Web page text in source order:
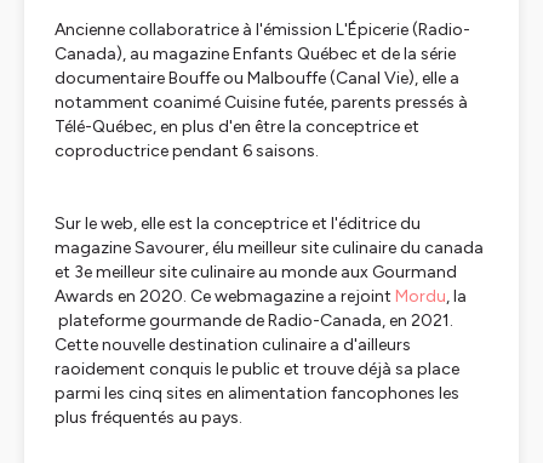
Ancienne collaboratrice à l'émission L'Épicerie(Radio-
Canada), au magazineEnfants Québecet de la série
documentaireBouffe ou Malbouffe(Canal Vie), elle a
notamment coanimé Cuisine futée, parents pressés à
Télé-Québec, en plus d'en être la conceptrice et
coproductrice pendant 6 saisons.
Sur le web, elle est la conceptrice et l'éditrice du
magazine Savourer, élu meilleur site culinaire du canada
et 3e meilleur site culinaire au monde aux Gourmand
Awards en 2020. Ce webmagazine a rejoint Mordu, la
plateforme gourmande de Radio-Canada, en 2021.
Cette nouvelle destination culinaire a d'ailleurs
raoidement conquis le public et trouve déjà sa place
parmi les cinq sites en alimentation fancophones les
plus fréquentés au pays.